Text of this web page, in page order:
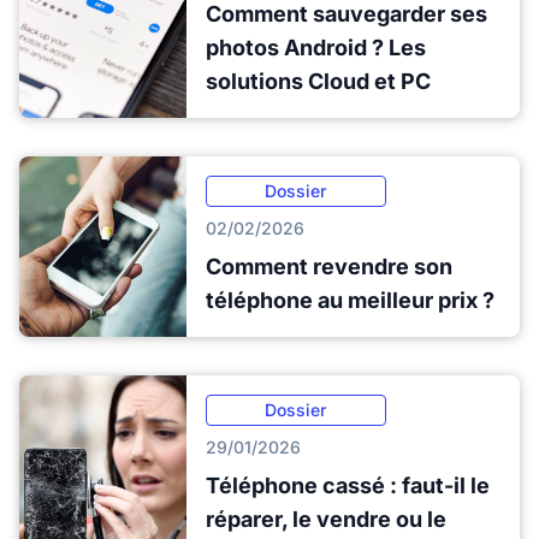
Comment sauvegarder ses
photos Android ? Les
solutions Cloud et PC
Dossier
02/02/2026
Comment revendre son
téléphone au meilleur prix ?
Dossier
29/01/2026
Téléphone cassé : faut-il le
réparer, le vendre ou le